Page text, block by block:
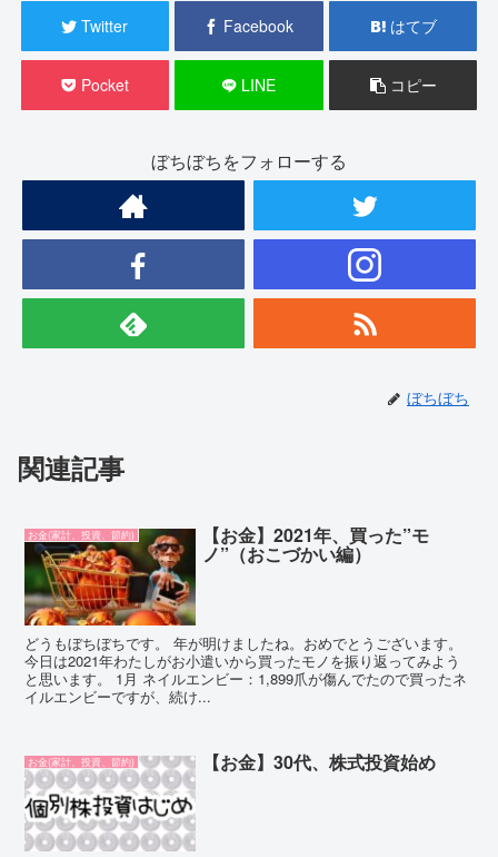
Twitter Facebook はてブ
Pocket LINE コピー
ぼちぼちをフォローする
ぼちぼち
関連記事
お金(家計、投資、節約) 【お金】2021年、買った”モ
ノ”（おこづかい編）
どうもぼちぼちです。 年が明けましたね。おめでとうございます。
今日は2021年わたしがお小遣いから買ったモノを振り返ってみよう
と思います。 1月 ネイルエンビー：1,899爪が傷んでたので買ったネ
イルエンビーですが、続け...
お金(家計、投資、節約) 【お金】30代、株式投資始め